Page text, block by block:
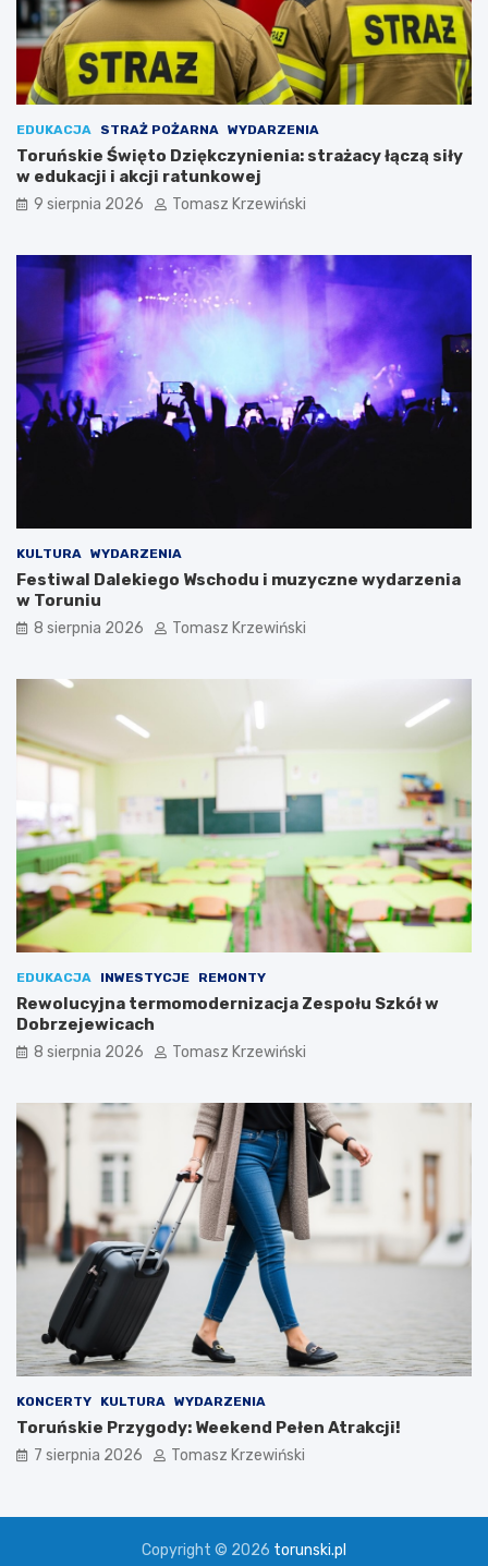
EDUKACJA STRAŻ POŻARNA WYDARZENIA
Toruńskie Święto Dziękczynienia: strażacy łączą siły
w edukacji i akcji ratunkowej
9 sierpnia 2026 Tomasz Krzewiński
KULTURA WYDARZENIA
Festiwal Dalekiego Wschodu i muzyczne wydarzenia
w Toruniu
8 sierpnia 2026 Tomasz Krzewiński
EDUKACJA INWESTYCJE REMONTY
Rewolucyjna termomodernizacja Zespołu Szkół w
Dobrzejewicach
8 sierpnia 2026 Tomasz Krzewiński
KONCERTY KULTURA WYDARZENIA
Toruńskie Przygody: Weekend Pełen Atrakcji!
7 sierpnia 2026 Tomasz Krzewiński
Copyright © 2026 torunski.pl